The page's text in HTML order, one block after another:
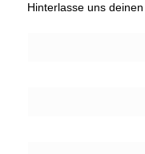
Hinterlasse uns